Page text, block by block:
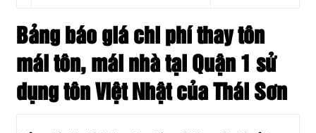
Bảng báo giá chi phí thay tôn
mái tôn, mái nhà tại Quận 1 sử
dụng tôn Việt Nhật của Thái Sơn